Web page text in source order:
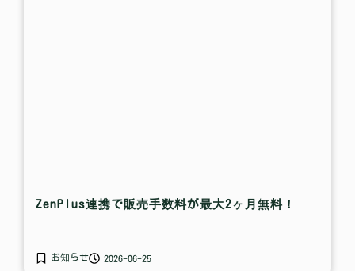
ZenPlus連携で販売手数料が最大2ヶ月無料！
お知らせ 2026-06-25